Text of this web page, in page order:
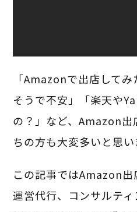
「Amazonで出店して
そうで不安」「楽天や
の？」など、Amazon出
ちの方も大変多いと思い
この記事ではAmazon出
運営代行、コンサルテ